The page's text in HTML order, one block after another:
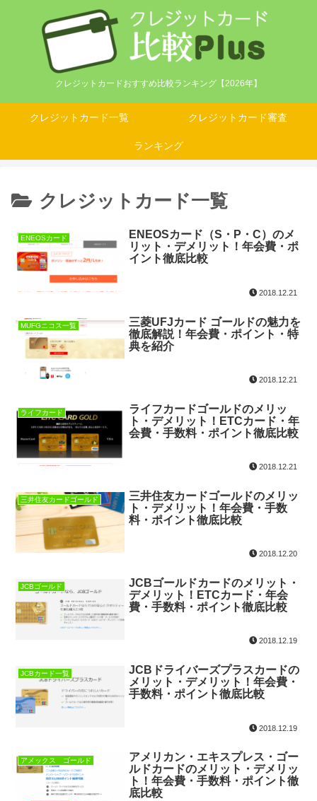
クレジットカードおすすめ比較ランキング【2026年】
クレジットカード一覧 クレジットカード審査
ランキング
クレジットカード一覧
ENEOSカード
ENEOSカード（S・P・C）のメ
リット・デメリット！年会費・ポ
イント徹底比較
2018.12.21
MUFGニコス一覧
三菱UFJカード ゴールドの魅力を
徹底解説！年会費・ポイント・特
典を紹介
2018.12.21
ライフカード
ライフカードゴールドのメリッ
ト・デメリット！ETCカード・年
会費・手数料・ポイント徹底比較
2018.12.21
三井住友カードゴールド
三井住友カードゴールドのメリッ
ト・デメリット！年会費・手数
料・ポイント徹底比較
2018.12.20
JCBゴールド
JCBゴールドカードのメリット・
デメリット！ETCカード・年会
費・手数料・ポイント徹底比較
2018.12.19
JCBカード一覧
JCBドライバーズプラスカードの
メリット・デメリット！年会費・
手数料・ポイント徹底比較
2018.12.19
アメックス ゴールド
アメリカン・エキスプレス・ゴー
ルドカードのメリット・デメリッ
ト！年会費・手数料・ポイント徹
底比較